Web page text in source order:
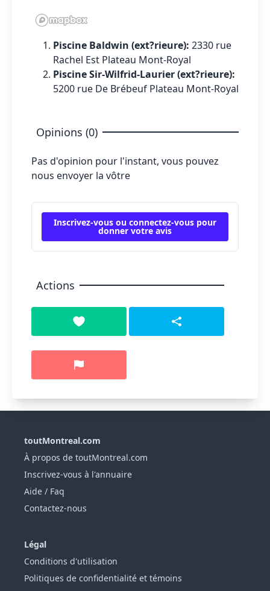
Piscine Baldwin (ext?rieure): 2330 rue
Rachel Est Plateau Mont-Royal
Piscine Sir-Wilfrid-Laurier (ext?rieure):
5200 rue De Brébeuf Plateau Mont-Royal
Opinions (0)
Pas d'opinion pour l'instant, vous pouvez
nous envoyer la vôtre
Inscrivez-vous ou connectez-vous pour
donner votre avis
Actions
toutMontreal.com
À propos de toutMontreal.com
Inscrivez-vous à l'annuaire
Aide / Faq
Contactez-nous
Légal
Conditions d'utilisation
Politiques de confidentialité et témoins